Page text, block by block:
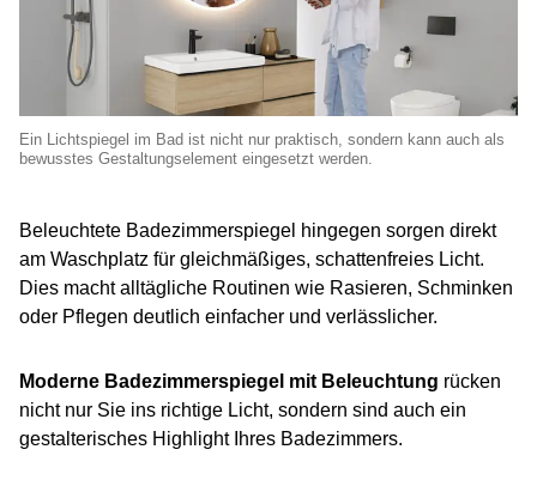
Ein Lichtspiegel im Bad ist nicht nur praktisch, sondern kann auch als
bewusstes Gestaltungselement eingesetzt werden.
Beleuchtete Badezimmerspiegel hingegen sorgen direkt
am Waschplatz für gleichmäßiges, schattenfreies Licht.
Dies macht alltägliche Routinen wie Rasieren, Schminken
oder Pflegen deutlich einfacher und verlässlicher.
Moderne Badezimmerspiegel mit Beleuchtung rücken
nicht nur Sie ins richtige Licht, sondern sind auch ein
gestalterisches Highlight Ihres Badezimmers.